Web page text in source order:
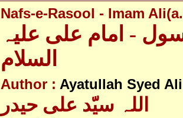
Nafs-e-Rasool - Imam
- امام علی علیہ
Author : Ayatullah Syed
اللہ سیّد علی حیدر